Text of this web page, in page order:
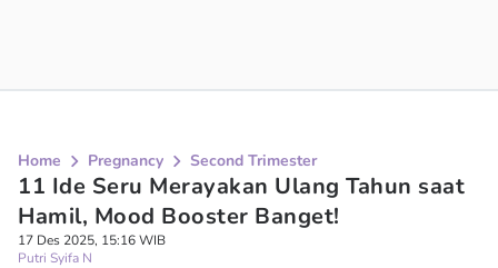
Home Pregnancy Second Trimester
11 Ide Seru Merayakan Ulang Tahun saat
Hamil, Mood Booster Banget!
17 Des 2025, 15:16 WIB
Putri Syifa N